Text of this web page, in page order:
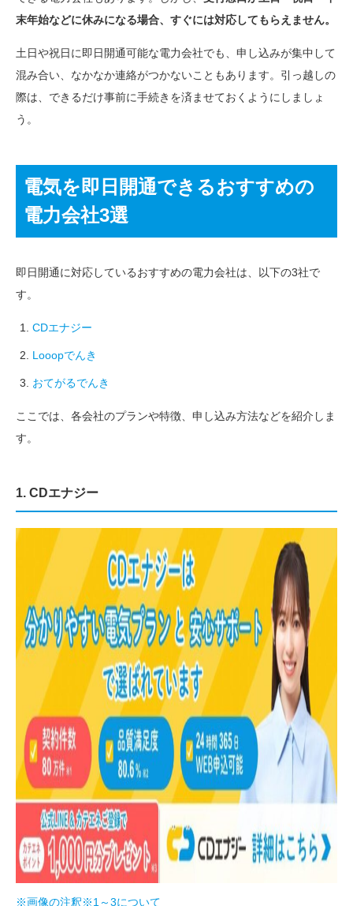
末年始などに休みになる場合、すぐには対応してもらえません。
土日や祝日に即日開通可能な電力会社でも、申し込みが集中して
混み合い、なかなか連絡がつかないこともあります。引っ越しの
際は、できるだけ事前に手続きを済ませておくようにしましょ
う。
電気を即日開通できるおすすめの
電力会社3選
即日開通に対応しているおすすめの電力会社は、以下の3社で
す。
CDエナジー
Looopでんき
おてがるでんき
ここでは、各会社のプランや特徴、申し込み方法などを紹介しま
す。
1. CDエナジー
※画像の注釈※1～3について